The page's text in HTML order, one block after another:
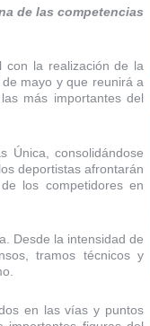
de las competencias
con la realización de la
mayo y que reunirá a
más importantes del
Única, consolidándose
deportistas afrontarán
los competidores en
Desde la intensidad de
tramos técnicos y
en las vías y puntos